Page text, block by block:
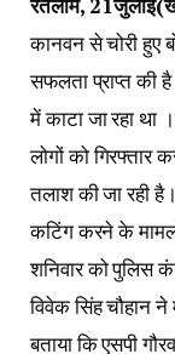
कानवन से चोरी हुए
सफलता प्राप्त की
में काटा जा रहा था
लोगों को गिरफ्तार
तलाश की जा रही
कटिंग करने के
शनिवार को पुलिस
विवेक सिंह चौहान ने
बताया कि एसपी